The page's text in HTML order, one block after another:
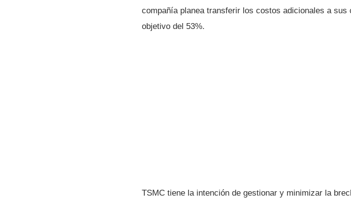
compañía planea transferir los costos adicionales a
objetivo del 53%.
TSMC tiene la intención de gestionar y minimizar la